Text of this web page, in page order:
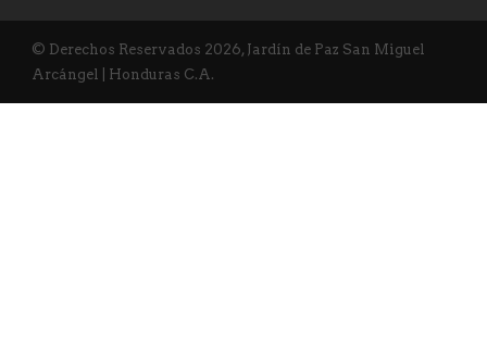
© Derechos Reservados 2026, Jardín de Paz San Miguel
Arcángel | Honduras C.A.